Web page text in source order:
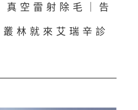
空雷射除毛｜告
林就來艾瑞辛診